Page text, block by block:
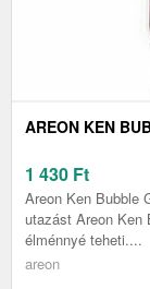
AREON KEN
1 430 Ft
Areon Ken Bubble
utazást Areon Ken
élménnyé teheti....
areon